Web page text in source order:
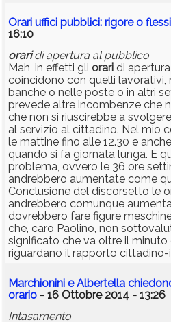
Orari uffici pubblici: rigore o
16:10
oraridi apertura al pubblico
Mah, in effetti gli orari di
coincidono con quelli lavorativi,
banche o nelle poste o in altri
prevede altre incombenze che
che non si riuscirebbe a
al servizio al cittadino. Nel mio
le mattine fino alle 12.30 e
quando si fa giornata lunga. E
problema, ovvero le 36 ore
andrebbero aumentate come
Conclusione del discorsetto le
andrebbero comunque
dovrebbero fare figure
che, caro Paolino, non
significato che va oltre il minuto
riguardano il rapporto cittadino-
Marchionini e Albertella
orario - 16 Ottobre 2014 - 13:26
Intasamento